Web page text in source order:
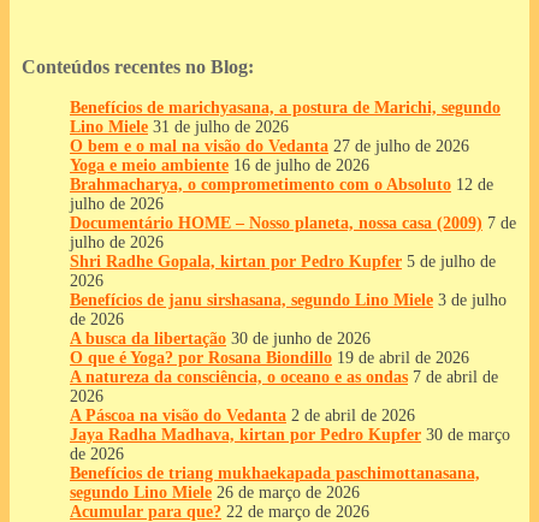
Conteúdos recentes no Blog:
Benefícios de marichyasana, a postura de Marichi, segundo
Lino Miele 31 de julho de 2026
O bem e o mal na visão do Vedanta 27 de julho de 2026
Yoga e meio ambiente 16 de julho de 2026
Brahmacharya, o comprometimento com o Absoluto 12 de
julho de 2026
Documentário HOME – Nosso planeta, nossa casa (2009) 7 de
julho de 2026
Shri Radhe Gopala, kirtan por Pedro Kupfer 5 de julho de
2026
Benefícios de janu sirshasana, segundo Lino Miele 3 de julho
de 2026
A busca da libertação 30 de junho de 2026
O que é Yoga? por Rosana Biondillo 19 de abril de 2026
A natureza da consciência, o oceano e as ondas 7 de abril de
2026
A Páscoa na visão do Vedanta 2 de abril de 2026
Jaya Radha Madhava, kirtan por Pedro Kupfer 30 de março
de 2026
Benefícios de triang mukhaekapada paschimottanasana,
segundo Lino Miele 26 de março de 2026
Acumular para que? 22 de março de 2026